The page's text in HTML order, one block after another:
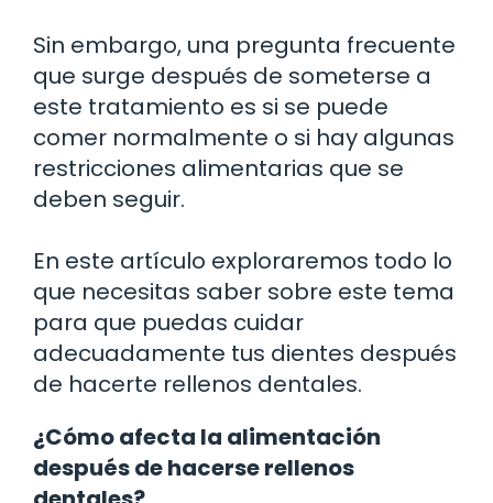
Sin embargo, una pregunta frecuente
que surge después de someterse a
este tratamiento es si se puede
comer normalmente o si hay algunas
restricciones alimentarias que se
deben seguir.
En este artículo exploraremos todo lo
que necesitas saber sobre este tema
para que puedas cuidar
adecuadamente tus dientes después
de hacerte rellenos dentales.
¿Cómo afecta la alimentación
después de hacerse rellenos